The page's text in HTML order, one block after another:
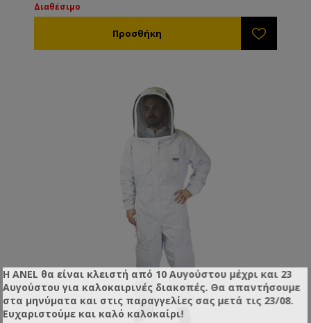
Διαθέσιμο
Η ANEL θα είναι κλειστή από 10 Αυγούστου μέχρι και 23
Αυγούστου για καλοκαιρινές διακοπές. Θα απαντήσουμε
στα μηνύματα και στις παραγγελίες σας μετά τις 23/08.
Ευχαριστούμε και καλό καλοκαίρι!